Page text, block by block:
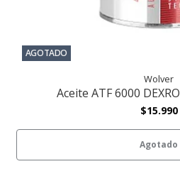
AGOTADO
Wolver
Aceite ATF 6000
$15.990
Agotado